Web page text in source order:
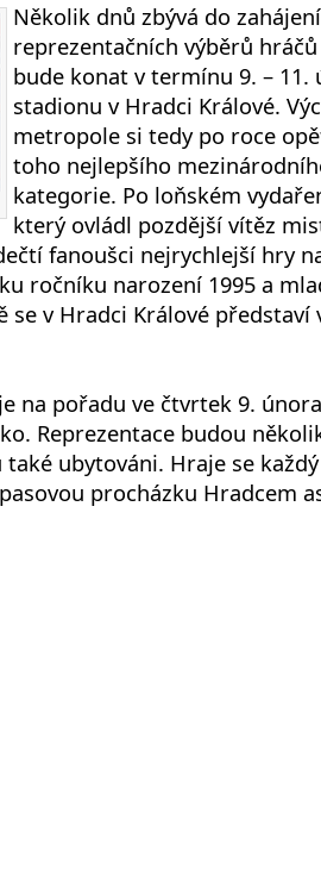
Několik dnů zbývá do
reprezentačních výběrů
bude konat v termínu 9. –
stadionu v Hradci Králové.
metropole si tedy po roce
toho nejlepšího
kategorie. Po loňském
který ovládl pozdější vítěz
fanoušci nejrychlejší hry
ročníku narození 1995 a
se v Hradci Králové představí
na pořadu ve čtvrtek 9.
Reprezentace budou
ubytováni. Hraje se
procházku Hradcem